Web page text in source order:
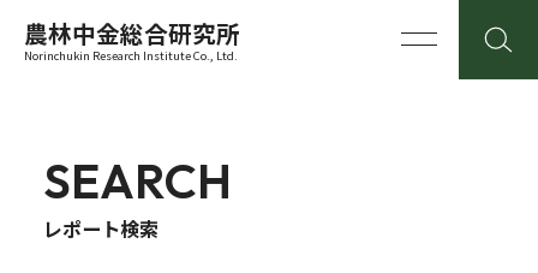
農林中金総合研究所
Norinchukin Research Institute Co., Ltd.
SEARCH
レポート検索